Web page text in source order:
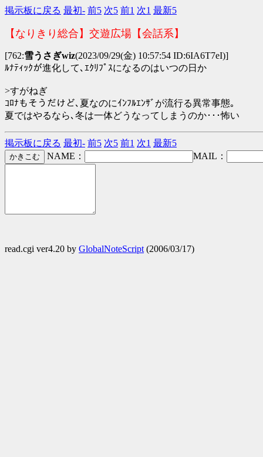
掲示板に戻る 最初- 前5 次5 前1 次1 最新5
【なりきり総合】交遊広場【会話系】
[762:雪うさぎwiz(2023/09/29(金) 10:57:54 ID:6IA6T7eI)]
ﾙﾅﾃｨｯｸが進化して､ｴｸﾘﾌﾟｽになるのはいつの日か
>すがねぎ
ｺﾛﾅもそうだけど､夏なのにｲﾝﾌﾙｴﾝｻﾞが流行る異常事態｡
夏ではやるなら､冬は一体どうなってしまうのか･･･怖い
掲示板に戻る 最初- 前5 次5 前1 次1 最新5
NAME：
MAIL：
read.cgi ver4.20 by GlobalNoteScript (2006/03/17)